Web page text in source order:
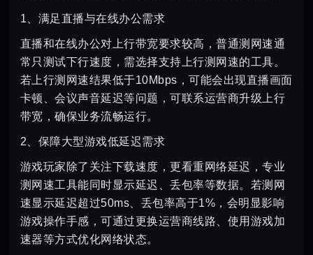
1、满足直播与在线办公需求
直播和在线办公对上行带宽要求较高，普通测网速通
常只测试下行速度，需选择支持上行测网速的工具。
若上行测网速结果低于10Mbps，可能会出现直播画面
卡顿、会议声音延迟等问题，可联系运营商升级上行
带宽，确保业务流畅运行。
2、保障大型游戏低延迟需求
游戏玩家除了关注下载速度，更看重网络延迟，专业
测网速工具能同时显示延迟、丢包率等数据。若测网
速显示延迟超过50ms、丢包率高于1%，会明显影响
游戏操作手感，可通过更换运营商线路、使用游戏加
速器等方式优化网络状态。